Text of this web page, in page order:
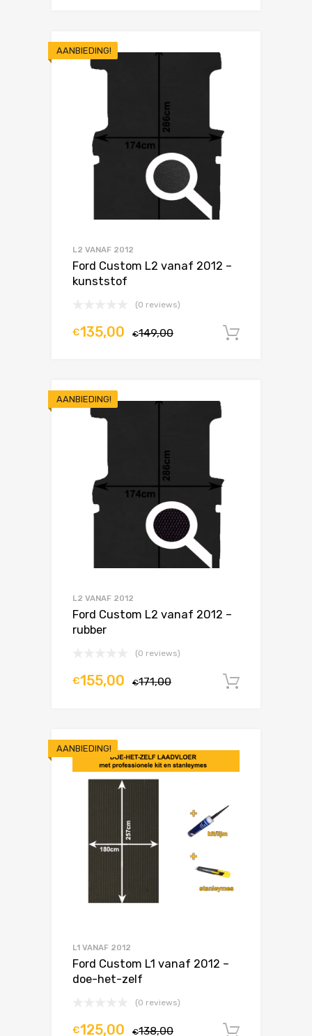
AANBIEDING!
L2 VANAF 2012
Ford Custom L2 vanaf 2012 –
kunststof
(0 reviews)
€149,00
€135,00
AANBIEDING!
L2 VANAF 2012
Ford Custom L2 vanaf 2012 –
rubber
(0 reviews)
€171,00
€155,00
AANBIEDING!
L1 VANAF 2012
Ford Custom L1 vanaf 2012 –
doe-het-zelf
(0 reviews)
€138,00
€125,00